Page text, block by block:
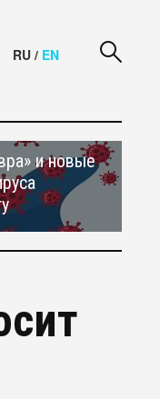
RU / EN
и новые